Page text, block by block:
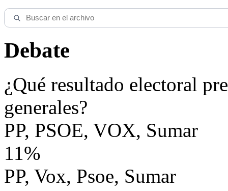
Debate
¿Qué resultado electoral
generales?
PP, PSOE, VOX, Sumar
11%
PP, Vox, Psoe, Sumar